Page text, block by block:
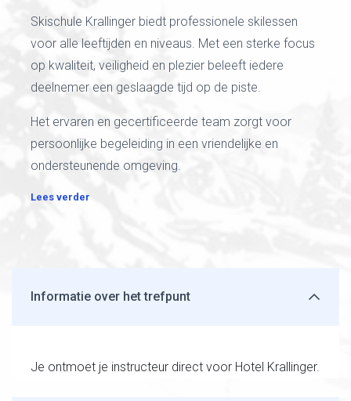
Skischule Krallinger biedt professionele skilessen
voor alle leeftijden en niveaus. Met een sterke focus
op kwaliteit, veiligheid en plezier beleeft iedere
deelnemer een geslaagde tijd op de piste.
Het ervaren en gecertificeerde team zorgt voor
persoonlijke begeleiding in een vriendelijke en
ondersteunende omgeving.
Lees verder
Informatie over het trefpunt
Je ontmoet je instructeur direct voor Hotel Krallinger.